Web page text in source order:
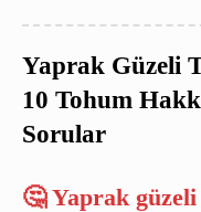
Yaprak Güzeli
10 Tohum
Sorular
🤔 Yaprak